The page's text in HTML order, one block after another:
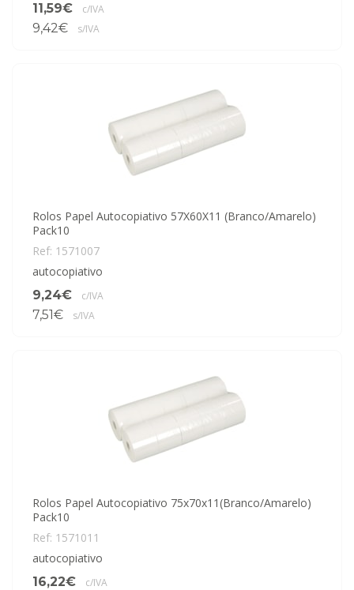
11,59€
c/IVA
9,42€ s/IVA
Rolos Papel Autocopiativo 57X60X11 (Branco/Amarelo)
Pack10
Ref: 1571007
autocopiativo
9,24€
c/IVA
7,51€ s/IVA
Rolos Papel Autocopiativo 75x70x11(Branco/Amarelo)
Pack10
Ref: 1571011
autocopiativo
16,22€
c/IVA